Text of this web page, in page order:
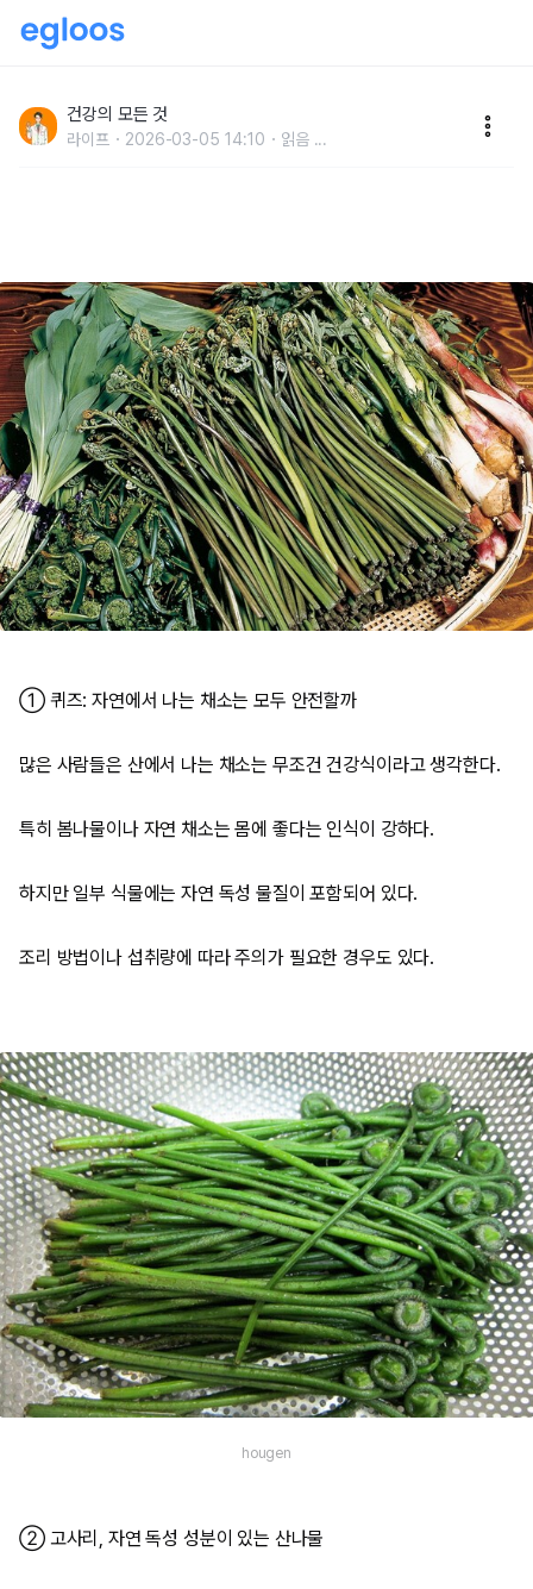
더라도 꼭 조심하세요.
건강의 모든 것
라이프 2026-03-05 14:10 읽음 ...
① 퀴즈: 자연에서 나는 채소는 모두 안전할까
많은 사람들은 산에서 나는 채소는 무조건 건강식이라고 생각한다.
특히 봄나물이나 자연 채소는 몸에 좋다는 인식이 강하다.
하지만 일부 식물에는 자연 독성 물질이 포함되어 있다.
조리 방법이나 섭취량에 따라 주의가 필요한 경우도 있다.
hougen
② 고사리, 자연 독성 성분이 있는 산나물